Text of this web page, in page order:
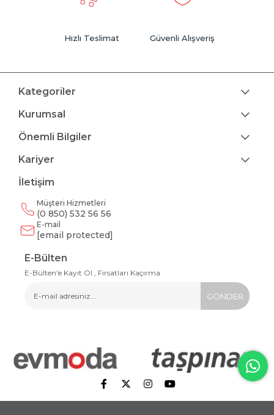
Hızlı Teslimat Güvenli Alışveriş
Kategoriler
Kurumsal
Önemli Bilgiler
Kariyer
İletişim
Müşteri Hizmetleri
(0 850) 532 56 56
E-mail
[email protected]
E-Bülten
E-Bülten'e Kayıt Ol , Fırsatları Kaçırma
GÖNDER